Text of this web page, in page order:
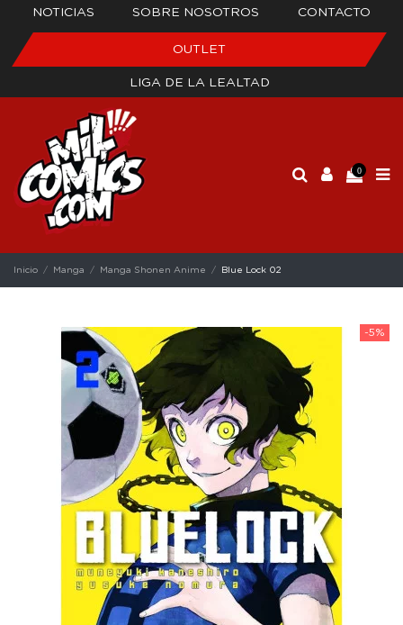
NOTICIAS SOBRE NOSOTROS CONTACTO
OUTLET
LIGA DE LA LEALTAD
0
Inicio Manga Manga Shonen Anime Blue Lock 02
-5%